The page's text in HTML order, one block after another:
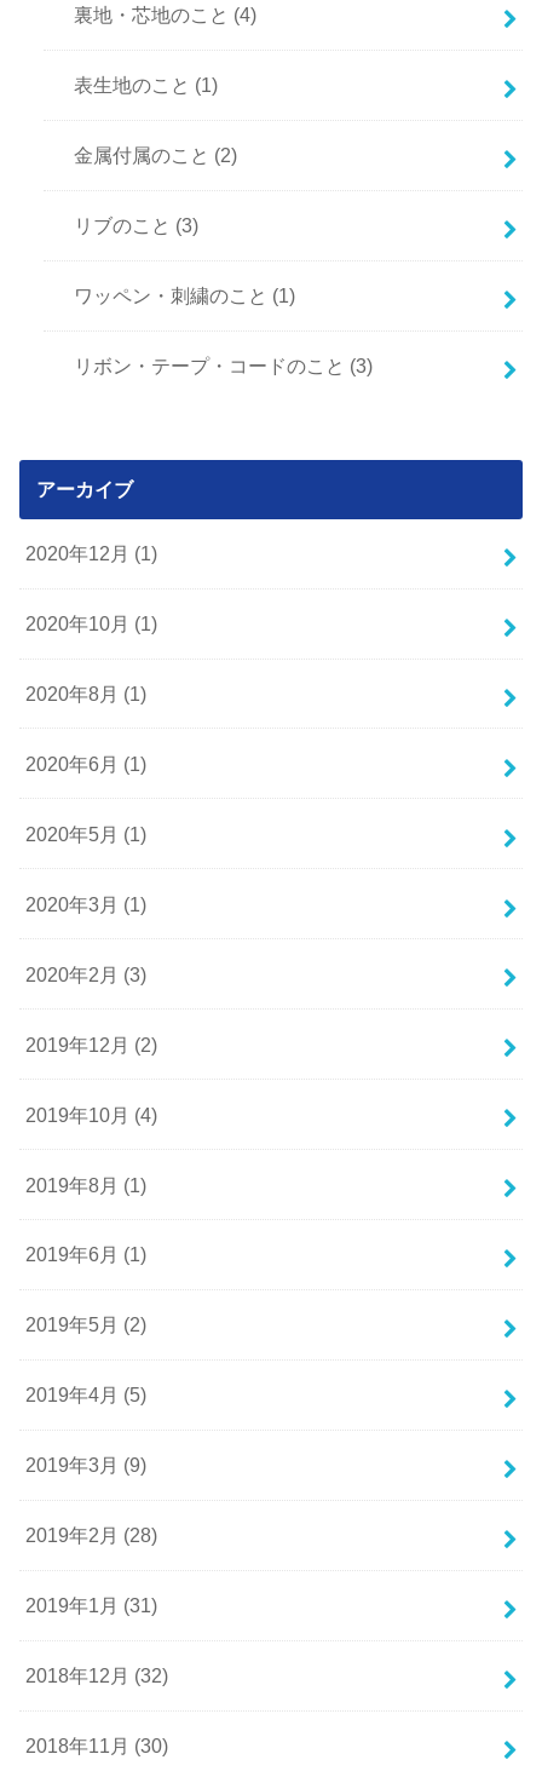
裏地・芯地のこと (4)
表生地のこと (1)
金属付属のこと (2)
リブのこと (3)
ワッペン・刺繍のこと (1)
リボン・テープ・コードのこと (3)
アーカイブ
2020年12月 (1)
2020年10月 (1)
2020年8月 (1)
2020年6月 (1)
2020年5月 (1)
2020年3月 (1)
2020年2月 (3)
2019年12月 (2)
2019年10月 (4)
2019年8月 (1)
2019年6月 (1)
2019年5月 (2)
2019年4月 (5)
2019年3月 (9)
2019年2月 (28)
2019年1月 (31)
2018年12月 (32)
2018年11月 (30)